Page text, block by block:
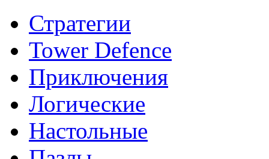
Стратегии
Tower Defence
Приключения
Логические
Настольные